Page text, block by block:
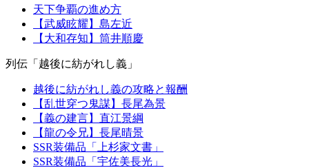
天下争覇の進め方
【武威眩耀】島左近
【大和存知】筒井順慶
列伝「越後に紡がれし義」
越後に紡がれし義の攻略と報酬
【乱世穿つ鬼謀】長尾為景
【義の建言】直江景綱
【龍の令兄】長尾晴景
SSR装備品「上杉家文書」
SSR装備品「宇佐美長光」